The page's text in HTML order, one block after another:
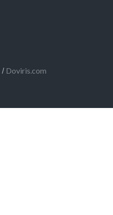
/ Doviris.com